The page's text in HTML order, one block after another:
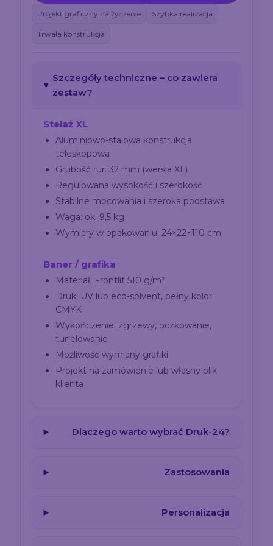
Projekt graficzny na życzenie Szybka realizacja
Trwała konstrukcja
Szczegóły techniczne – co zawiera
zestaw?
Stelaż XL
Aluminiowo-stalowa konstrukcja
teleskopowa
Grubość rur: 32 mm (wersja XL)
Regulowana wysokość i szerokość
Stabilne mocowania i szeroka podstawa
Waga: ok. 9,5 kg
Wymiary w opakowaniu: 24×22×110 cm
Baner / grafika
Materiał: Frontlit 510 g/m²
Druk: UV lub eco-solvent, pełny kolor
CMYK
Wykończenie: zgrzewy, oczkowanie,
tunelowanie
Możliwość wymiany grafiki
Projekt na zamówienie lub własny plik
klienta
Dlaczego warto wybrać Druk-24?
Zastosowania
Personalizacja